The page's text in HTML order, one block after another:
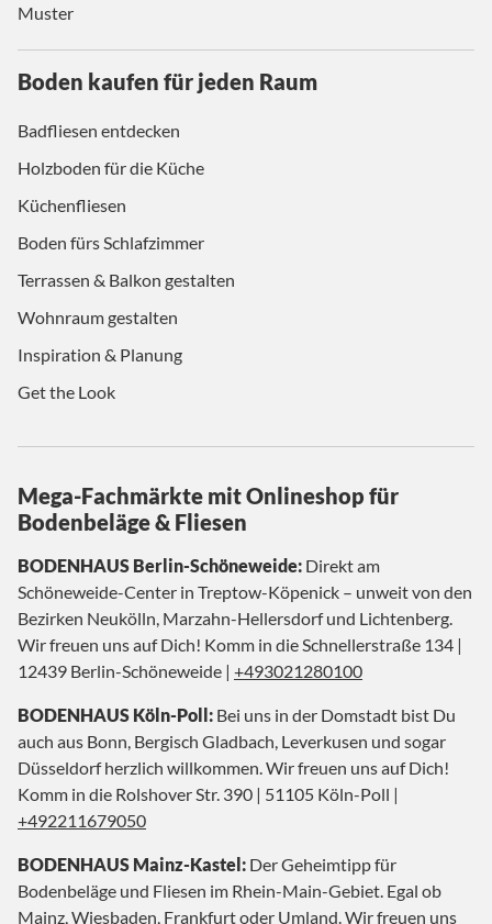
Muster
Boden kaufen für jeden Raum
Badfliesen entdecken
Holzboden für die Küche
Küchenfliesen
Boden fürs Schlafzimmer
Terrassen & Balkon gestalten
Wohnraum gestalten
Inspiration & Planung
Get the Look
Mega-Fachmärkte mit Onlineshop für
Bodenbeläge & Fliesen
BODENHAUS Berlin-Schöneweide: Direkt am
Schöneweide-Center in Treptow-Köpenick – unweit von den
Bezirken Neukölln, Marzahn-Hellersdorf und Lichtenberg.
Wir freuen uns auf Dich! Komm in die Schnellerstraße 134 |
12439 Berlin-Schöneweide | +493021280100
BODENHAUS Köln-Poll: Bei uns in der Domstadt bist Du
auch aus Bonn, Bergisch Gladbach, Leverkusen und sogar
Düsseldorf herzlich willkommen. Wir freuen uns auf Dich!
Komm in die Rolshover Str. 390 | 51105 Köln-Poll |
+492211679050
BODENHAUS Mainz-Kastel: Der Geheimtipp für
Bodenbeläge und Fliesen im Rhein-Main-Gebiet. Egal ob
Mainz, Wiesbaden, Frankfurt oder Umland. Wir freuen uns